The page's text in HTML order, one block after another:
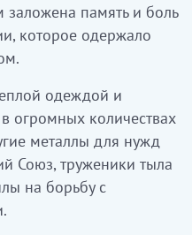
заложена память и боль
которое одержало
одеждой и
огромных количествах
металлы для нужд
Союз, труженики тыла
на борьбу с